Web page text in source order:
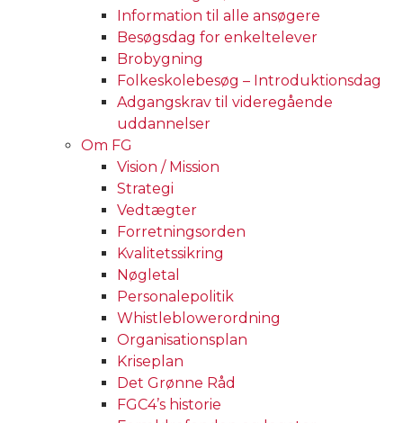
Information til alle ansøgere
Besøgsdag for enkeltelever
Brobygning
Folkeskolebesøg – Introduktionsdag
Adgangskrav til videregående
uddannelser
Om FG
Vision / Mission
Strategi
Vedtægter
Forretningsorden
Kvalitetssikring
Nøgletal
Personalepolitik
Whistleblowerordning
Organisationsplan
Kriseplan
Det Grønne Råd
FGC4’s historie